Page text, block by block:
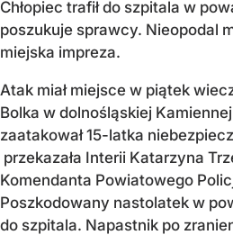
Chłopiec trafił do szpitala w
poszukuje sprawcy. Nieopodal
miejska impreza.
Atak miał miejsce w piątek
Bolka w dolnośląskiej
zaatakował 15-latka
przekazała Interii Katarzyna
Komendanta Powiatowego
Poszkodowany nastolatek w
do szpitala. Napastnik po